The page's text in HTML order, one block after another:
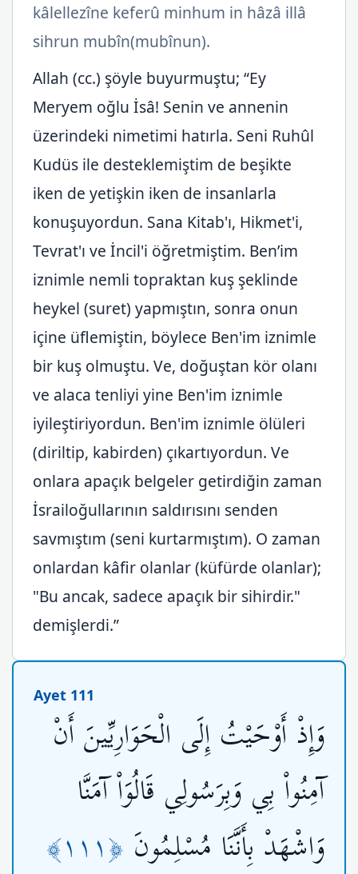
kâlellezîne keferû minhum in hâzâ illâ
sihrun mubîn(mubînun).
Allah (cc.) şöyle buyurmuştu; “Ey
Meryem oğlu İsâ! Senin ve annenin
üzerindeki nimetimi hatırla. Seni Ruhûl
Kudüs ile desteklemiştim de beşikte
iken de yetişkin iken de insanlarla
konuşuyordun. Sana Kitab'ı, Hikmet'i,
Tevrat'ı ve İncil'i öğretmiştim. Ben’im
iznimle nemli topraktan kuş şeklinde
heykel (suret) yapmıştın, sonra onun
içine üflemiştin, böylece Ben'im iznimle
bir kuş olmuştu. Ve, doğuştan kör olanı
ve alaca tenliyi yine Ben'im iznimle
iyileştiriyordun. Ben'im iznimle ölüleri
(diriltip, kabirden) çıkartıyordun. Ve
onlara apaçık belgeler getirdiğin zaman
İsrailoğullarının saldırısını senden
savmıştım (seni kurtarmıştım). O zaman
onlardan kâfir olanlar (küfürde olanlar);
"Bu ancak, sadece apaçık bir sihirdir."
demişlerdi.”
Ayet 111
وَإِذْ أَوْحَيْتُ إِلَى الْحَوَارِيِّينَ أَنْ
آمِنُواْ بِي وَبِرَسُولِي قَالُوَاْ آمَنَّا
وَاشْهَدْ بِأَنَّنَا مُسْلِمُونَ ﴿١١١﴾